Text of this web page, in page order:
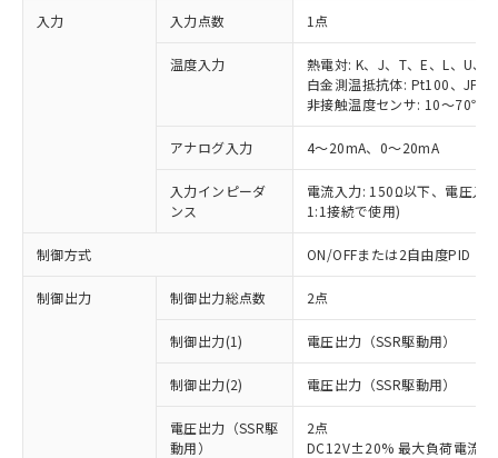
入力 入力点数 1点
温度入力
熱電対: K、J、T、E、L、U、
白金測温抵抗体: Pt100、
非接触温度センサ: 10～
アナログ入力 4～20mA、0～20mA
入力インピーダ
ンス
電流入力: 150Ω以下、電圧入
1:1接続で使用)
制御方式 ON/OFFまたは2自由度PID（
制御出力 制御出力総点数 2点
制御出力(1) 電圧出力（SSR駆動用）
制御出力(2) 電圧出力（SSR駆動用）
電圧出力（SSR駆
動用）
2点
DC12V±20% 最大負荷電流